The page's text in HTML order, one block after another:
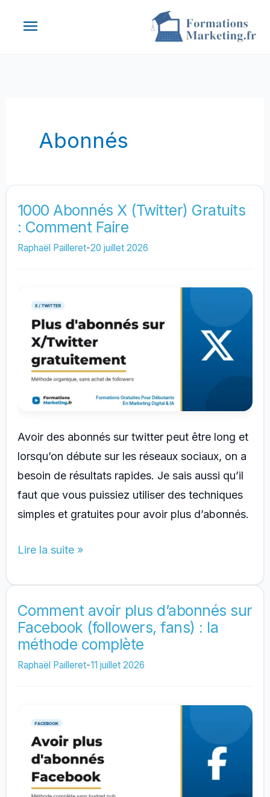
Menu
Abonnés
1000 Abonnés X (Twitter) Gratuits
: Comment Faire
Raphaël Pailleret-20 juillet 2026
Avoir des abonnés sur twitter peut être long et
lorsqu’on débute sur les réseaux sociaux, on a
besoin de résultats rapides. Je sais aussi qu’il
faut que vous puissiez utiliser des techniques
simples et gratuites pour avoir plus d’abonnés.
1000
X
(Twitter)
Gratuits
Comment
Lire la suite »
Comment avoir plus d’abonnés sur
Facebook (followers, fans) : la
méthode complète
Raphaël Pailleret-11 juillet 2026